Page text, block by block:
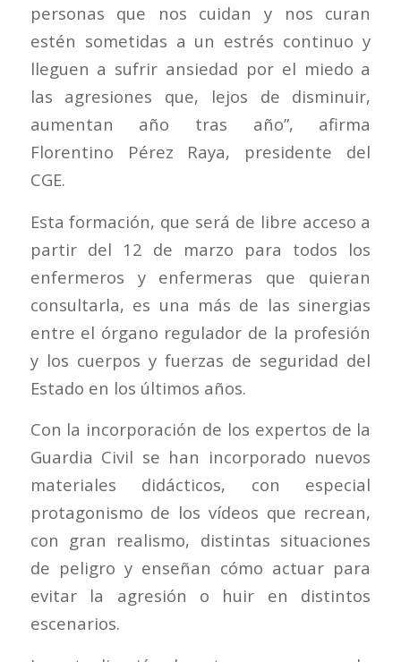
personas que nos cuidan y nos curan
estén sometidas a un estrés continuo y
lleguen a sufrir ansiedad por el miedo a
las agresiones que, lejos de disminuir,
aumentan año tras año”, afirma
Florentino Pérez Raya, presidente del
CGE.
Esta formación, que será de libre acceso a
partir del 12 de marzo para todos los
enfermeros y enfermeras que quieran
consultarla, es una más de las sinergias
entre el órgano regulador de la profesión
y los cuerpos y fuerzas de seguridad del
Estado en los últimos años.
Con la incorporación de los expertos de la
Guardia Civil se han incorporado nuevos
materiales didácticos, con especial
protagonismo de los vídeos que recrean,
con gran realismo, distintas situaciones
de peligro y enseñan cómo actuar para
evitar la agresión o huir en distintos
escenarios.